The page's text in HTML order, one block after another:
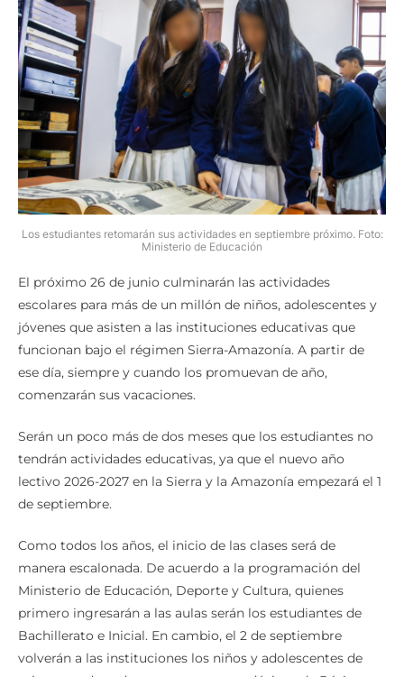
Los estudiantes retomarán sus actividades en septiembre próximo. Foto:
Ministerio de Educación
El próximo 26 de junio culminarán las actividades
escolares para más de un millón de niños, adolescentes y
jóvenes que asisten a las instituciones educativas que
funcionan bajo el régimen Sierra-Amazonía. A partir de
ese día, siempre y cuando los promuevan de año,
comenzarán sus vacaciones.
Serán un poco más de dos meses que los estudiantes no
tendrán actividades educativas, ya que el nuevo año
lectivo 2026-2027 en la Sierra y la Amazonía empezará el 1
de septiembre.
Como todos los años, el inicio de las clases será de
manera escalonada. De acuerdo a la programación del
Ministerio de Educación, Deporte y Cultura, quienes
primero ingresarán a las aulas serán los estudiantes de
Bachillerato e Inicial. En cambio, el 2 de septiembre
volverán a las instituciones los niños y adolescentes de